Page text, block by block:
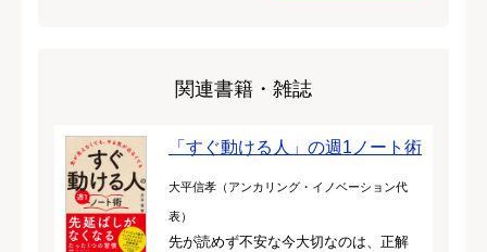
関連書籍・雑誌
「すぐ動ける人」の週1ノート術
大平信孝（アンカリング・イノベーション代
表）
先が読めず不安な今大切なのは、正解